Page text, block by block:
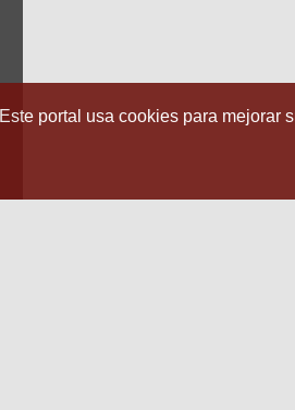
Este portal usa cookies para mejorar